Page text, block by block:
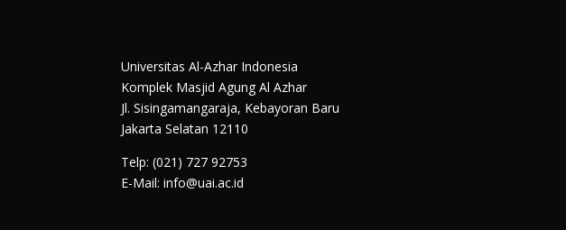
Universitas Al-Azhar Indonesia
Komplek Masjid Agung Al Azhar
Jl. Sisingamangaraja, Kebayoran Baru
Jakarta Selatan 12110
Telp: (021) 727 92753
E-Mail: info@uai.ac.id